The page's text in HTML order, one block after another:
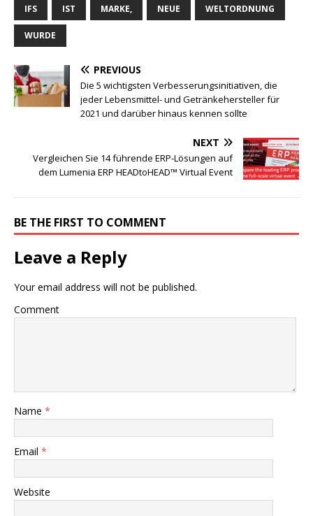
IFS IST MARKE, NEUE WELTORDNUNG
WURDE
PREVIOUS
Die 5 wichtigsten Verbesserungsinitiativen, die
jeder Lebensmittel- und Getränkehersteller für
2021 und darüber hinaus kennen sollte
NEXT
Vergleichen Sie 14 führende ERP-Lösungen auf
dem Lumenia ERP HEADtoHEAD™ Virtual Event
BE THE FIRST TO COMMENT
Leave a Reply
Your email address will not be published.
Comment
Name *
Email *
Website